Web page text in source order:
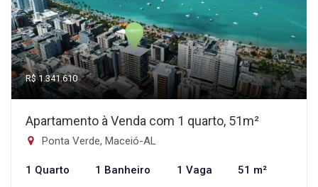
R$ 1.341.610
Apartamento à Venda com 1 quarto, 51m²
Ponta Verde, Maceió-AL
1 Quarto 1 Banheiro 1 Vaga 51 m²